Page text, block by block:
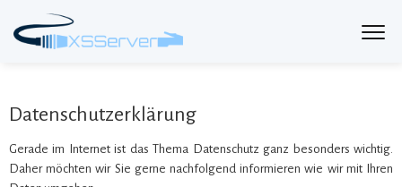
Datenschutzerklärung
Gerade im Internet ist das Thema Datenschutz ganz besonders wichtig.
Daher möchten wir Sie gerne nachfolgend informieren wie wir mit Ihren